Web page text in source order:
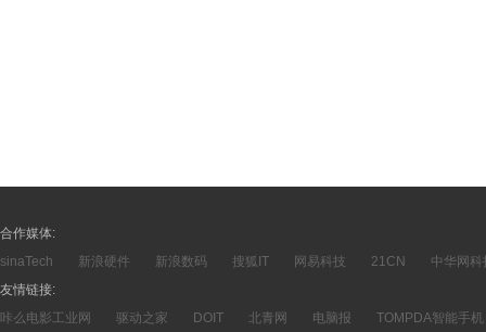
合作媒体:
sinaTech
新浪硬件 新浪数码 搜狐IT 网易科技 21CN
中华网科
友情链接:
咔么电影工业网
驱动之家 DOIT 北青网 电脑报
TOMPDA智能手机